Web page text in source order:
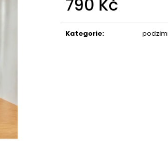
790 Kč
cena:
Kategorie:
VĚČNÁ RŮŽE STABILIZOVANÁ
ANDĚL
398 Kč